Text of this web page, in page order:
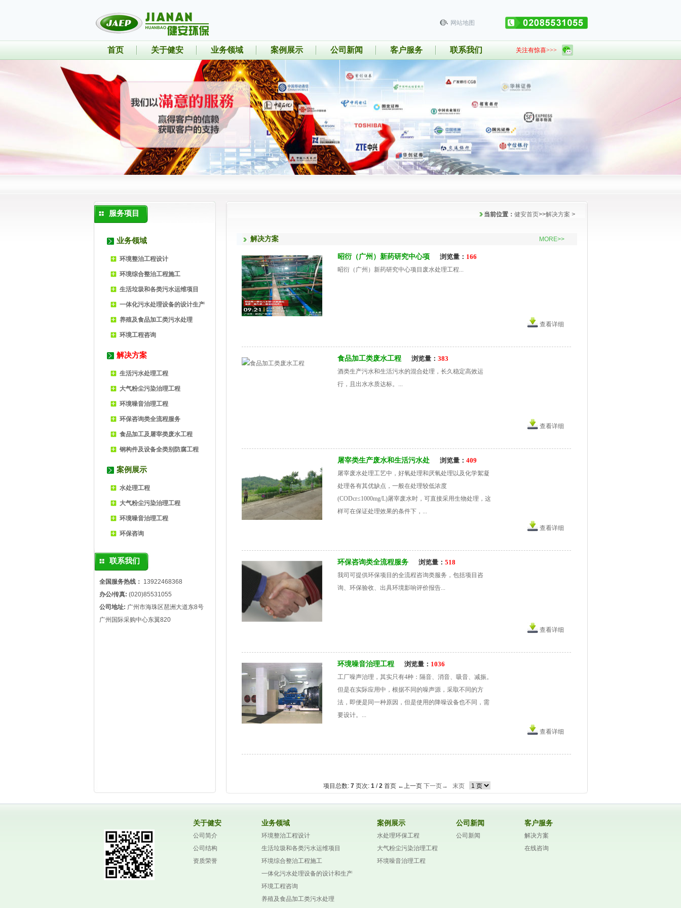
网站地图
首页 关于健安 业务领域 案例展示 公司新闻 客户服务 联系我们 关注有惊喜>>>
服务项目
业务领域
环境整治工程设计
环境综合整治工程施工
生活垃圾和各类污水运维项目
一体化污水处理设备的设计生产
养殖及食品加工类污水处理
环境工程咨询
解决方案
生活污水处理工程
大气粉尘污染治理工程
环境噪音治理工程
环保咨询类全流程服务
食品加工及屠宰类废水工程
钢构件及设备全类别防腐工程
案例展示
水处理工程
大气粉尘污染治理工程
环境噪音治理工程
环保咨询
联系我们
全国服务热线： 13922468368
办公/传真: (020)85531055
公司地址: 广州市海珠区琶洲大道东8号
广州国际采购中心东翼820
当前位置： 健安首页>>解决方案 >
解决方案 MORE>>
昭衍（广州）新药研究中心项 浏览量： 166
昭衍（广州）新药研究中心项目废水处理工程...
查看详细
食品加工类废水工程 浏览量： 383
酒类生产污水和生活污水的混合处理，长久稳定高效运
行，且出水水质达标。...
查看详细
屠宰类生产废水和生活污水处 浏览量： 409
屠宰废水处理工艺中，好氧处理和厌氧处理以及化学絮凝
处理各有其优缺点，一般在处理较低浓度
(CODcr≤1000mg/L)屠宰废水时，可直接采用生物处理，这
样可在保证处理效果的条件下，...
查看详细
环保咨询类全流程服务 浏览量： 518
我司可提供环保项目的全流程咨询类服务，包括项目咨
询、环保验收、出具环境影响评价报告...
查看详细
环境噪音治理工程 浏览量： 1036
工厂噪声治理，其实只有4种：隔音、消音、吸音、减振。
但是在实际应用中，根据不同的噪声源，采取不同的方
法，即便是同一种原因，但是使用的降噪设备也不同，需
要设计。...
查看详细
项目总数: 7 页次: 1/2 首页 ←上一页 下一页→ 末页
关于健安 业务领域 案例展示 公司新闻 客户服务
公司简介
公司结构
资质荣誉
环境整治工程设计
生活垃圾和各类污水运维项目
环境综合整治工程施工
一体化污水处理设备的设计和生产
环境工程咨询
养殖及食品加工类污水处理
水处理环保工程
大气粉尘污染治理工程
环境噪音治理工程
公司新闻
解决方案
在线咨询